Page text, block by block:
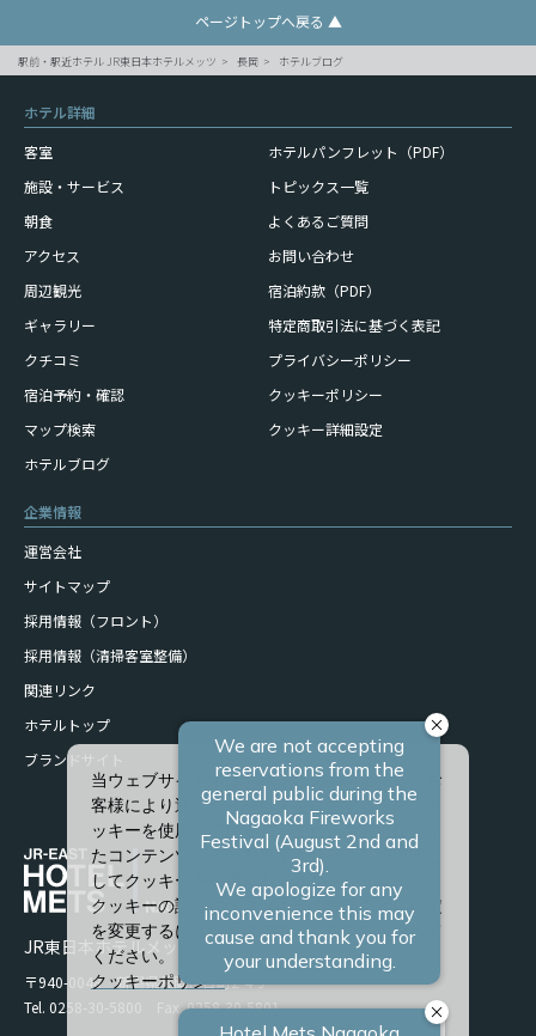
ページトップへ戻る ▲
駅前・駅近ホテル JR東日本ホテルメッツ 長岡 ホテルブログ
ホテル詳細
客室
施設・サービス
朝食
アクセス
周辺観光
ギャラリー
クチコミ
宿泊予約・確認
マップ検索
ホテルブログ
ホテルパンフレット（PDF）
トピックス一覧
よくあるご質問
お問い合わせ
宿泊約款（PDF）
特定商取引法に基づく表記
プライバシーポリシー
クッキーポリシー
クッキー詳細設定
企業情報
運営会社
サイトマップ
採用情報（フロント）
採用情報（清掃客室整備）
関連リンク
ホテルトップ
ブランドサイト
JR東日本ホテルメッツ 長岡
〒940-0048 新潟県長岡市台町2-4-9
Tel. 0258-30-5800 Fax. 0258-30-5801
当ウェブサイトでは、サービスの向上、またお
客様により適したサービスを提供するため、ク
ッキーを使用しています。また、お客様に合っ
たコンテンツや広告を表示させることを目的と
してクッキーを使用する場合があります。
クッキーの詳細や、クッキーの種類ごとに設定
を変更するには、「詳細設定」をクリックして
ください。
クッキーポリシー
すべて許可